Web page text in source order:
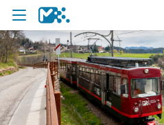
Suche
Meine Fahrt